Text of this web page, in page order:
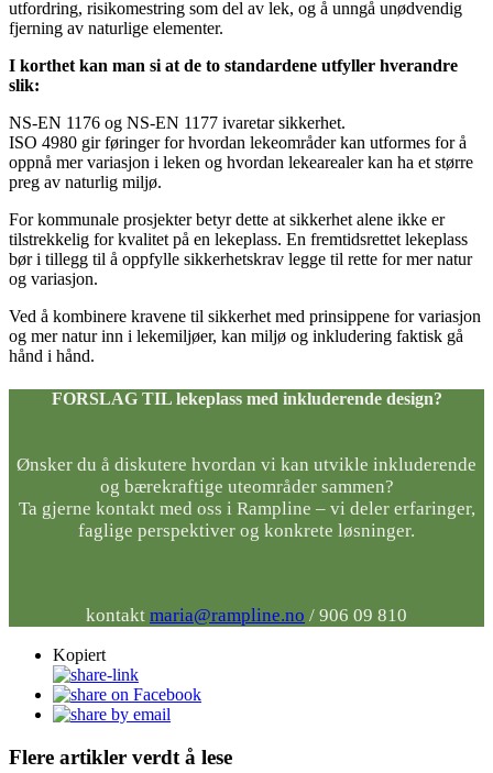
utfordring, risikomestring som del av lek, og å unngå unødvendig
fjerning av naturlige elementer.
I korthet kan man si at de to standardene utfyller hverandre
slik:
NS-EN 1176 og NS-EN 1177 ivaretar sikkerhet.
ISO 4980 gir føringer for hvordan lekeområder kan utformes for å
oppnå mer variasjon i leken og hvordan lekearealer kan ha et større
preg av naturlig miljø.
For kommunale prosjekter betyr dette at sikkerhet alene ikke er
tilstrekkelig for kvalitet på en lekeplass. En fremtidsrettet lekeplass
bør i tillegg til å oppfylle sikkerhetskrav legge til rette for mer natur
og variasjon.
Ved å kombinere kravene til sikkerhet med prinsippene for variasjon
og mer natur inn i lekemiljøer, kan miljø og inkludering faktisk gå
hånd i hånd.
FORSLAG TIL lekeplass med inkluderende design?
Ønsker du å diskutere hvordan vi kan utvikle inkluderende
og bærekraftige uteområder sammen?
Ta gjerne kontakt med oss i Rampline – vi deler erfaringer,
faglige perspektiver og konkrete løsninger.
kontakt maria@rampline.no / 906 09 810
Kopiert
Flere artikler verdt å lese